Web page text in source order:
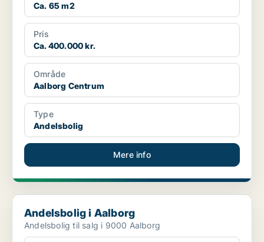
Ca. 65 m2
Pris
Ca. 400.000 kr.
Område
Aalborg Centrum
Type
Andelsbolig
Mere info
Andelsbolig i Aalborg
Andelsbolig i Aalborg
Andelsbolig til salg i 9000 Aalborg